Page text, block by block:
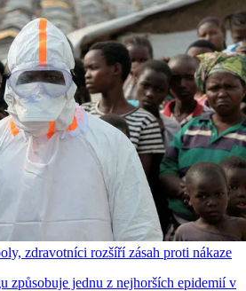
zdravotníci rozšíří zásah proti nákaze
způsobuje jednu z nejhorších epidemií v